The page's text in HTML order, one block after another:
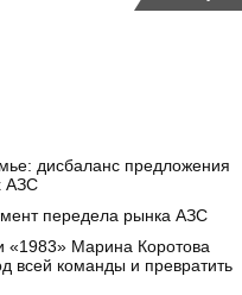
дисбаланс предложения
АЗС
передела рынка АЗС
«1983» Марина Коротова
всей команды и превратить